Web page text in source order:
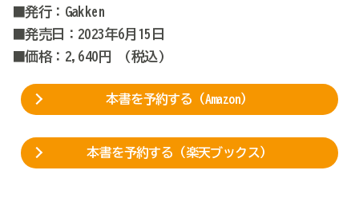
■発行：Gakken
■発売日：2023年6月15日
■価格： 2,640 円 (税込)
本書を予約する（Amazon）
本書を予約する（楽天ブックス）